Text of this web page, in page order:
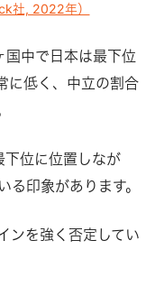
社, 2022年）
中で日本は最下位
に低く、中立の割合
位に位置しなが
印象があります。
ンを強く否定してい